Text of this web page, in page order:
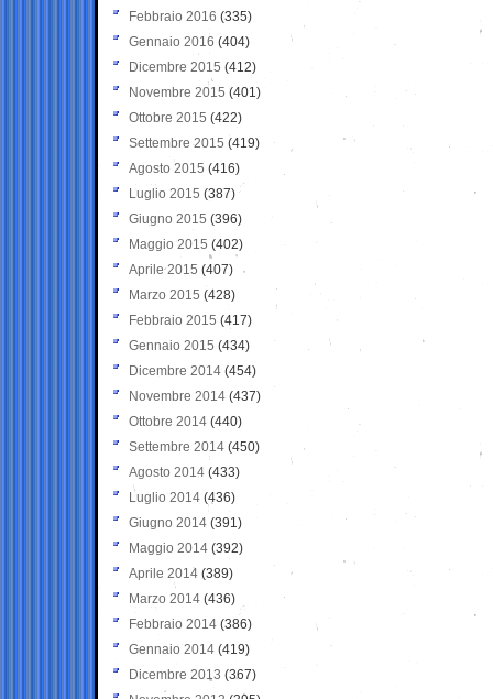
Febbraio 2016 (335)
Gennaio 2016 (404)
Dicembre 2015 (412)
Novembre 2015 (401)
Ottobre 2015 (422)
Settembre 2015 (419)
Agosto 2015 (416)
Luglio 2015 (387)
Giugno 2015 (396)
Maggio 2015 (402)
Aprile 2015 (407)
Marzo 2015 (428)
Febbraio 2015 (417)
Gennaio 2015 (434)
Dicembre 2014 (454)
Novembre 2014 (437)
Ottobre 2014 (440)
Settembre 2014 (450)
Agosto 2014 (433)
Luglio 2014 (436)
Giugno 2014 (391)
Maggio 2014 (392)
Aprile 2014 (389)
Marzo 2014 (436)
Febbraio 2014 (386)
Gennaio 2014 (419)
Dicembre 2013 (367)